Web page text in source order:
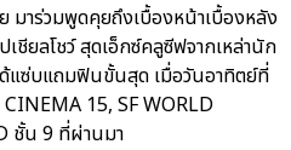
มาร่วมพูดคุยถึงเบื้องหน้าเบื้องหลัง
ชียลโชว์ สุดเอ็กซ์คลูซีฟจากเหล่านัก
แซ่บแถมฟินขั้นสุด เมื่อวันอาทิตย์ที่
15, SF WORLD
ชั้น 9 ที่ผ่านมา